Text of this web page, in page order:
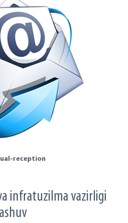
reception
infratuzilma vazirligi